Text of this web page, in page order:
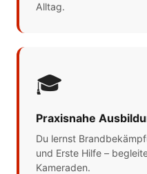
Alltag.
🎓
Praxisnahe
Du lernst
und Erste Hilfe –
Kameraden.